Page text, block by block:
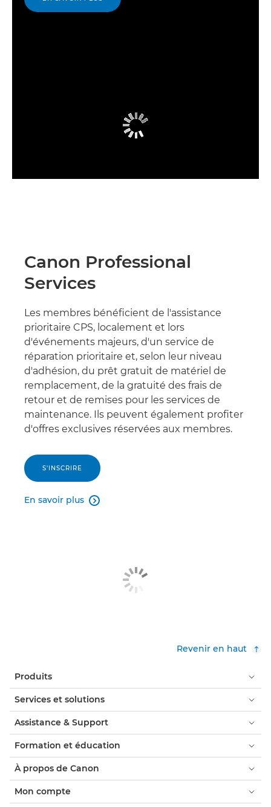
Canon Professional
Services
Les membres bénéficient de l'assistance
prioritaire CPS, localement et lors
d'événements majeurs, d'un service de
réparation prioritaire et, selon leur niveau
d'adhésion, du prêt gratuit de matériel de
remplacement, de la gratuité des frais de
retour et de remises pour les services de
maintenance. Ils peuvent également profiter
d'offres exclusives réservées aux membres.
S'INSCRIRE
En savoir plus 
Revenir en haut
Produits
Services et solutions
Assistance & Support
Formation et éducation
À propos de Canon
Mon compte